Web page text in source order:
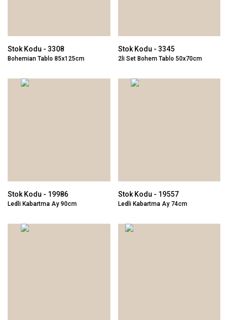
Stok Kodu - 3308
Bohemian Tablo 85x125cm
Stok Kodu - 3345
2li Set Bohem Tablo 50x70cm
Stok Kodu - 19986
Ledli Kabartma Ay 90cm
Stok Kodu - 19557
Ledli Kabartma Ay 74cm